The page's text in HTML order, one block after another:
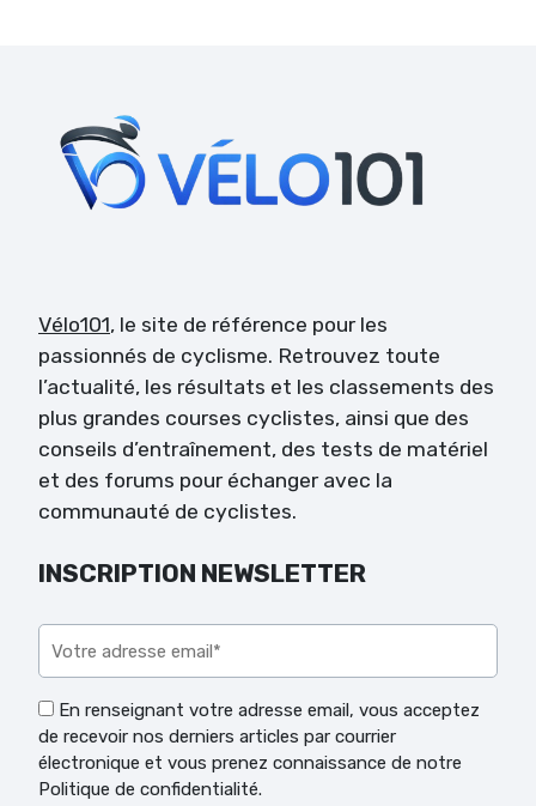
Vélo101, le site de référence pour les
passionnés de cyclisme. Retrouvez toute
l’actualité, les résultats et les classements des
plus grandes courses cyclistes, ainsi que des
conseils d’entraînement, des tests de matériel
et des forums pour échanger avec la
communauté de cyclistes.
INSCRIPTION NEWSLETTER
En renseignant votre adresse email, vous acceptez
de recevoir nos derniers articles par courrier
électronique et vous prenez connaissance de notre
Politique de confidentialité.